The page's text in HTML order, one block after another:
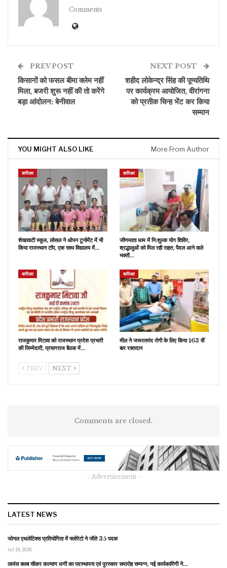
Comments
PREV POST
किसानों को फसल बीमा क्लेम नहीं
मिला, बजरी शुरू नहीं की तो करेंगे
बड़ा आंदोलन: बेनीवाल
NEXT POST
शहीद लोकेन्द्र सिंह की पूण्यतिथि
पर कार्यक्रम आयोजित, वीरांगना
को प्रतीक चिन्ह भेंट कर किया
सम्मान
YOU MIGHT ALSO LIKE More From Author
करिअर
शेखावाटी स्कूल, लोसल ने ओपन टूर्नामेंट में भी
किया राजस्थान टॉप, एक साथ विद्यालय में…
करिअर
जीणमाता धाम में नि:शुल्क योग शिविर,
श्रद्धालुओं को मिल रही राहत, पैदल आने वाले
भक्तों…
करिअर
राजकुमार मिटावा को राजस्थान प्रदेश प्रभारी
की जिम्मेदारी, प्रयागराज बैठक में…
करिअर
मील ने जरूरतमंद रोगी के लिए किया 163 वीं
बार रक्तदान
PREV NEXT
Comments are closed.
- Advertisement -
LATEST NEWS
जोनल एथलेटिक्स प्रतियोगिता में फ्लोरेटो ने जीते 35 पदक
Jul 19, 2026
लायंस क्लब सीकर कल्याण धणी का पदस्थापना एवं पुरस्कार समारोह सम्पन्न, नई कार्यकारिणी ने…